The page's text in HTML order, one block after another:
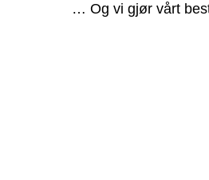
… Og vi gjør vårt